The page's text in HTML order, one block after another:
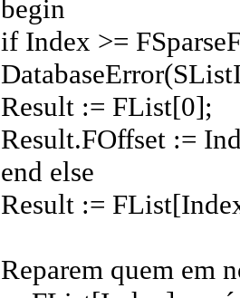
begin
if Index >=
Result := FList[0];
Result.FOffset :=
end else
Result :=
Reparem quem em